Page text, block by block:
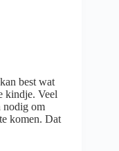
best wat
kindje. Veel
nodig om
komen. Dat